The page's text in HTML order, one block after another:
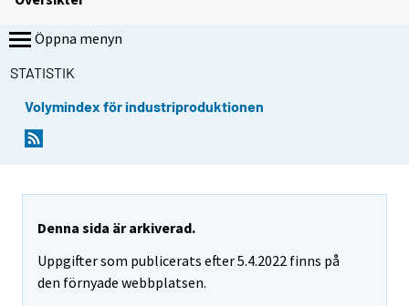
Öppna menyn
STATISTIK
Volymindex för industriproduktionen
Denna sida är arkiverad.
Uppgifter som publicerats efter 5.4.2022 finns på
den förnyade webbplatsen.